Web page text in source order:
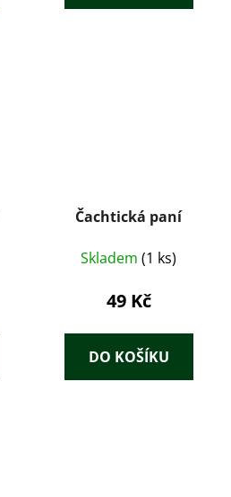
Čachtická paní
Skladem (1 ks)
49 Kč
DO KOŠÍKU